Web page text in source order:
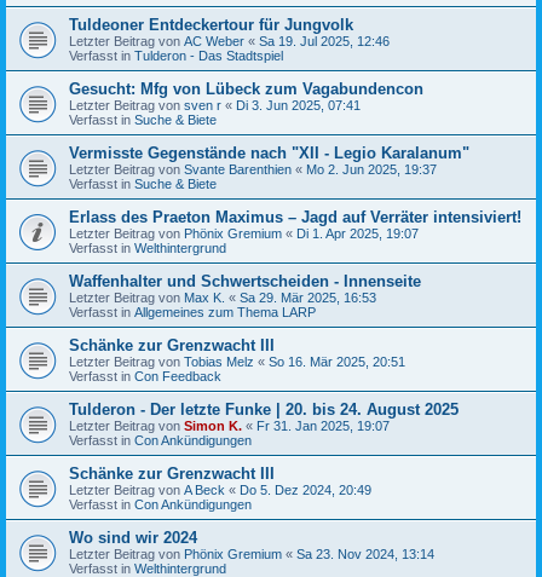
Tuldeoner Entdeckertour für Jungvolk
Letzter Beitrag von AC Weber « Sa 19. Jul 2025, 12:46
Verfasst in Tulderon - Das Stadtspiel
Gesucht: Mfg von Lübeck zum Vagabundencon
Letzter Beitrag von sven r « Di 3. Jun 2025, 07:41
Verfasst in Suche & Biete
Vermisste Gegenstände nach "XII - Legio Karalanum"
Letzter Beitrag von Svante Barenthien « Mo 2. Jun 2025, 19:37
Verfasst in Suche & Biete
Erlass des Praeton Maximus – Jagd auf Verräter intensiviert!
Letzter Beitrag von Phönix Gremium « Di 1. Apr 2025, 19:07
Verfasst in Welthintergrund
Waffenhalter und Schwertscheiden - Innenseite
Letzter Beitrag von Max K. « Sa 29. Mär 2025, 16:53
Verfasst in Allgemeines zum Thema LARP
Schänke zur Grenzwacht III
Letzter Beitrag von Tobias Melz « So 16. Mär 2025, 20:51
Verfasst in Con Feedback
Tulderon - Der letzte Funke | 20. bis 24. August 2025
Letzter Beitrag von Simon K. « Fr 31. Jan 2025, 19:07
Verfasst in Con Ankündigungen
Schänke zur Grenzwacht III
Letzter Beitrag von A Beck « Do 5. Dez 2024, 20:49
Verfasst in Con Ankündigungen
Wo sind wir 2024
Letzter Beitrag von Phönix Gremium « Sa 23. Nov 2024, 13:14
Verfasst in Welthintergrund